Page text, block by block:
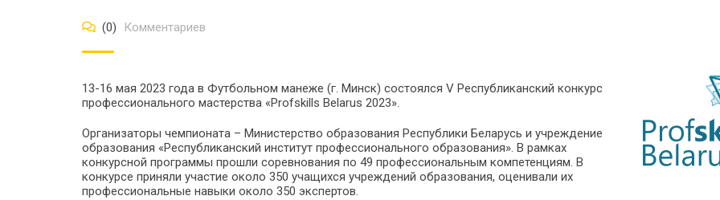
(0) Комментариев
13-16 мая 2023 года в Футбольном манеже (г. Минск) состоялся V Республиканский конкурс
профессионального мастерства «Profskills Belarus 2023».
Организаторы чемпионата – Министерство образования Республики Беларусь и учреждение
образования «Республиканский институт профессионального образования». В рамках
конкурсной программы прошли соревнования по 49 профессиональным компетенциям. В
конкурсе приняли участие около 350 учащихся учреждений образования, оценивали их
профессиональные навыки около 350 экспертов.